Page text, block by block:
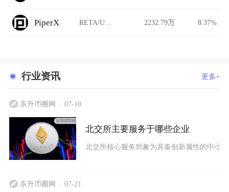
PiperX RETA/USDT 2232.79万 8.37%
行业资讯 更多+
东升币圈网 07-10
北交所主要服务于哪些企业
北交所核心服务对象为具备创新属性的中小
东升币圈网 07-21